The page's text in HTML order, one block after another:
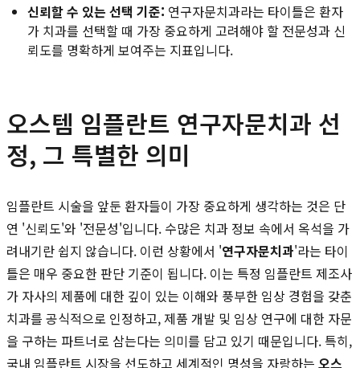
신뢰할 수 있는 선택 기준: 연구자문치과라는 타이틀은 환자
가 치과를 선택할 때 가장 중요하게 고려해야 할 전문성과 신
뢰도를 명확하게 보여주는 지표입니다.
오스템 임플란트 연구자문치과 선
정, 그 특별한 의미
임플란트 시술을 앞둔 환자들이 가장 중요하게 생각하는 것은 단
연 '신뢰도'와 '전문성'입니다. 수많은 치과 정보 속에서 옥석을 가
려내기란 쉽지 않습니다. 이런 상황에서 '연구자문치과'라는 타이
틀은 매우 중요한 판단 기준이 됩니다. 이는 특정 임플란트 제조사
가 자사의 제품에 대한 깊이 있는 이해와 풍부한 임상 경험을 갖춘
치과를 공식적으로 인정하고, 제품 개발 및 임상 연구에 대한 자문
을 구하는 파트너로 삼는다는 의미를 담고 있기 때문입니다. 특히,
국내 임플란트 시장을 선도하고 세계적인 명성을 자랑하는 오스